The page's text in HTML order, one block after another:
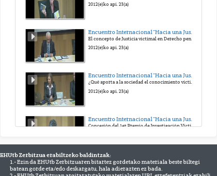
2012(e)ko api. 23(a)
El concepto de Justicia victimal en Derecho penal: Contribuciones y retos
2012(e)ko api. 23(a)
Encuentro Internacional "Hacia una Justicia victimal"
¿Qué aporta a la sociedad el conocimiento victimológico?. ¿Y la sociedad al conocimiento victimológico?.
2012(e)ko api. 23(a)
Concesión del 1er Premio de Investigación Victimológica "Antonio Beristain"
Encuentro Internacional "Hacia una Justicia victimal". Homenaje al Prof. Antonio Beristain
EHUtb Zerbitzua erabiltzeko baldintzak:
1.- Ezin da EHUtb Zerbitzuaren bitartez gordetako materiala beste biltegi
batean gorde eta/edo deskargatu, hala adierazten ez bada.